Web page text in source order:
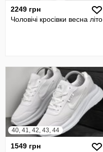
2249 грн
Чоловічі кросівки весна літо
40, 41, 42, 43, 44
1549 грн